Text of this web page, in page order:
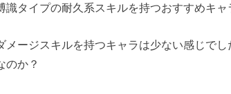
識タイプの耐久系スキルを持つおすすめキャ
メージスキルを持つキャラは少ない感じで
のか？